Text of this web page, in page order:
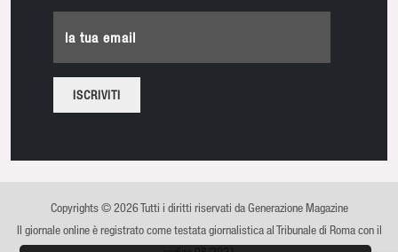
la tua email
Copyrights © 2026 Tutti i diritti riservati da Generazione Magazine
Il giornale online è registrato come testata giornalistica al Tribunale di Roma con il